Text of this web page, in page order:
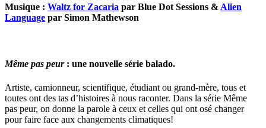
Musique : Waltz for Zacaria par Blue Dot Sessions & Alien
Language par Simon Mathewson
Même pas peur: une nouvelle série balado.
Artiste, camionneur, scientifique, étudiant ou grand-mère, tous et
toutes ont des tas d’histoires à nous raconter. Dans la série Même
pas peur, on donne la parole à ceux et celles qui ont osé changer
pour faire face aux changements climatiques!